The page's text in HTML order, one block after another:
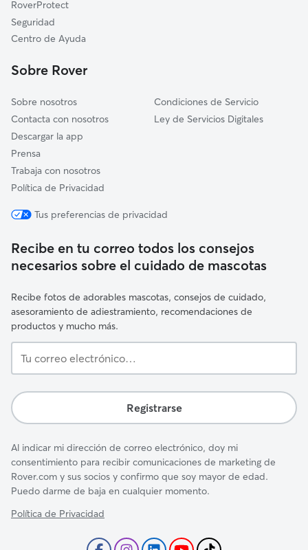
Piloña
Mieres
Gijón
RoverProtect
Seguridad
Centro de Ayuda
Sobre Rover
Sobre nosotros
Contacta con nosotros
Descargar la app
Prensa
Trabaja con nosotros
Política de Privacidad
Condiciones de Servicio
Ley de Servicios Digitales
Tus preferencias de privacidad
Recibe en tu correo todos los consejos
necesarios sobre el cuidado de mascotas
Recibe fotos de adorables mascotas, consejos de cuidado,
asesoramiento de adiestramiento, recomendaciones de
productos y mucho más.
correo
Registrarse
Al indicar mi dirección de correo electrónico, doy mi
consentimiento para recibir comunicaciones de marketing de
Rover.com y sus socios y confirmo que soy mayor de edad.
Puedo darme de baja en cualquier momento.
Política de Privacidad